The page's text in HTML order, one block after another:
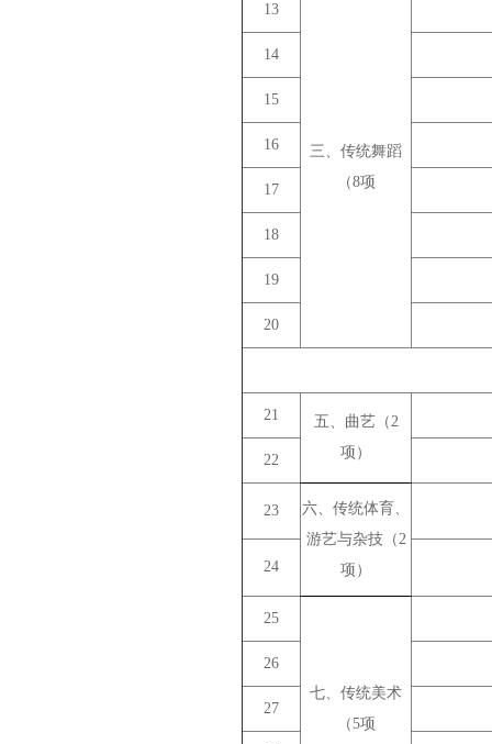
13
三、传统舞蹈
（8项
14
15
16
17
18
19
20
21
五、曲艺（2
项）
22
23
六、传统体育、
游艺与杂技（2
项）
24
25
七、传统美术
（5项
26
27